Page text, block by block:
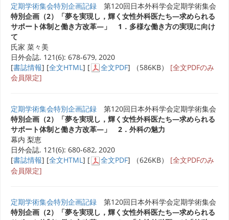
定期学術集会特別企画記録 第120回日本外科学会定期学術集会
特別企画（2）「夢を実現し，輝く女性外科医たち―求められる
サポート体制と働き方改革―」 1．多様な働き方の実現に向け
て
氏家 菜々美
日外会誌. 121(6): 678-679, 2020
[書誌情報] [全文HTML ] [ 全文PDF] （586KB） [全文PDFのみ
会員限定]
定期学術集会特別企画記録 第120回日本外科学会定期学術集会
特別企画（2）「夢を実現し，輝く女性外科医たち―求められる
サポート体制と働き方改革―」 2．外科の魅力
幕内 梨恵
日外会誌. 121(6): 680-682, 2020
[書誌情報] [全文HTML] [ 全文PDF] （626KB） [全文PDFのみ
会員限定]
定期学術集会特別企画記録 第120回日本外科学会定期学術集会
特別企画（2）「夢を実現し，輝く女性外科医たち―求められる